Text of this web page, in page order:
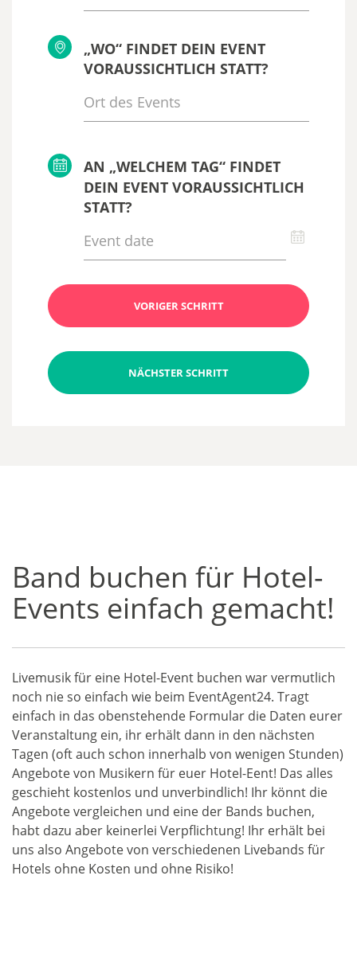
„WO“ FINDET DEIN EVENT
VORAUSSICHTLICH STATT?
AN „WELCHEM TAG“ FINDET
DEIN EVENT VORAUSSICHTLICH
STATT?
VORIGER SCHRITT
NÄCHSTER SCHRITT
Band buchen für Hotel-
Events einfach gemacht!
Livemusik für eine Hotel-Event buchen war vermutlich
noch nie so einfach wie beim EventAgent24. Tragt
einfach in das obenstehende Formular die Daten eurer
Veranstaltung ein, ihr erhält dann in den nächsten
Tagen (oft auch schon innerhalb von wenigen Stunden)
Angebote von Musikern für euer Hotel-Eent! Das alles
geschieht kostenlos und unverbindlich! Ihr könnt die
Angebote vergleichen und eine der Bands buchen,
habt dazu aber keinerlei Verpflichtung! Ihr erhält bei
uns also Angebote von verschiedenen Livebands für
Hotels ohne Kosten und ohne Risiko!